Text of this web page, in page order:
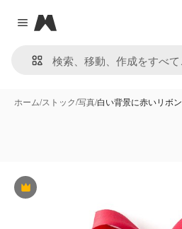
Close menu
Magnific
ホーム/ストック/写真/白い背景に赤いリボン
Premium